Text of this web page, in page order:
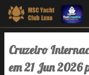
Cruzeiro
em 21 Jun 2026